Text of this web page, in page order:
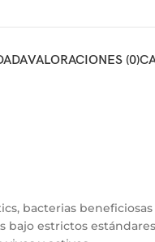
VALORACIONES (0)
bacterias
estrictos